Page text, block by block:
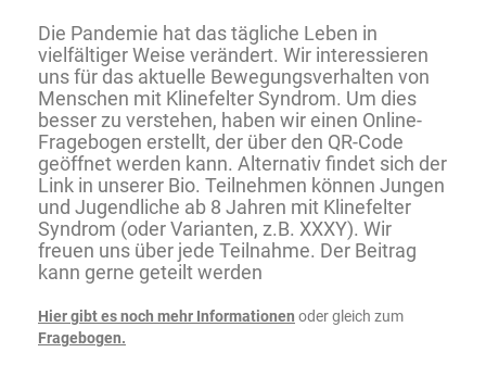
Die Pandemie hat das tägliche Leben in
vielfältiger Weise verändert. Wir interessieren
uns für das aktuelle Bewegungsverhalten von
Menschen mit Klinefelter Syndrom. Um dies
besser zu verstehen, haben wir einen Online-
Fragebogen erstellt, der über den QR-Code
geöffnet werden kann. Alternativ findet sich der
Link in unserer Bio. Teilnehmen können Jungen
und Jugendliche ab 8 Jahren mit Klinefelter
Syndrom (oder Varianten, z.B. XXXY). Wir
freuen uns über jede Teilnahme. Der Beitrag
kann gerne geteilt werden
Hier gibt es noch mehr Informationen oder gleich zum
Fragebogen.